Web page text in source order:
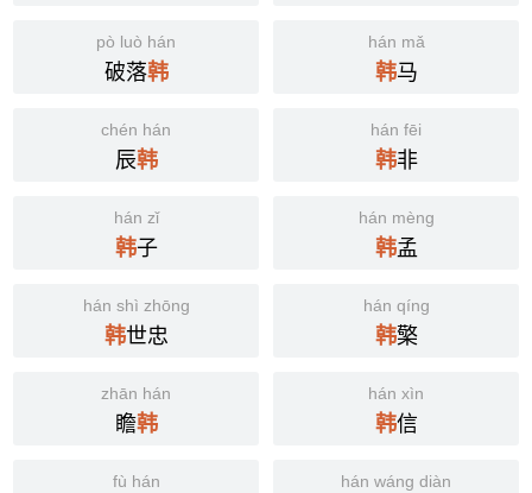
pò luò hán
破落韩
hán mǎ
韩马
chén hán
辰韩
hán fēi
韩非
hán zǐ
韩子
hán mèng
韩孟
hán shì zhōng
韩世忠
hán qíng
韩檠
zhān hán
瞻韩
hán xìn
韩信
fù hán hán wáng diàn